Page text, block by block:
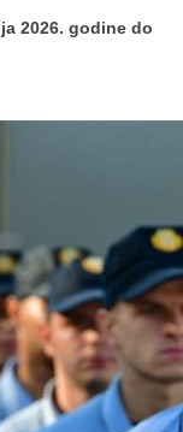
2026. godine do